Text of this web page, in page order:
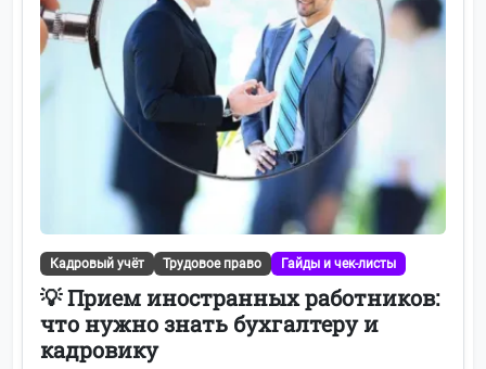
Кадровый учёт Трудовое право Гайды и чек-листы
💡 Прием иностранных работников:
что нужно знать бухгалтеру и
кадровику